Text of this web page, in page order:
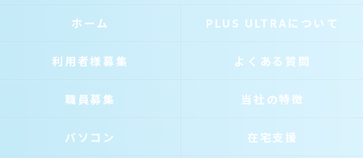
ホーム PLUS ULTRAについて
利用者様募集 よくある質問
職員募集 当社の特徴
パソコン 在宅支援